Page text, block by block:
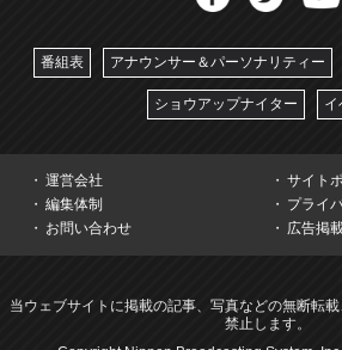
番組表 アナウンサー＆パーソナリティー
ショウアップナイター イ
運営会社
サイト
編集体制
プライ
お問い合わせ
広告掲
当ウェブサイトに掲載の記事、写真などの無断転
禁止します。